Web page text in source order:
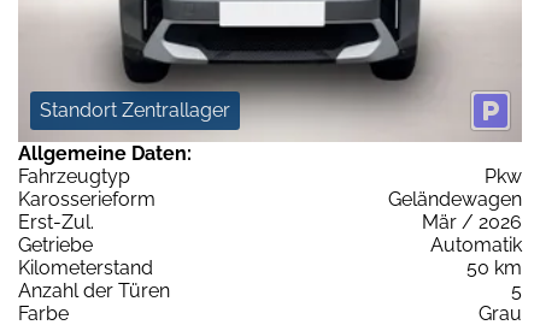
Standort Zentrallager
Allgemeine Daten:
Fahrzeugtyp
Pkw
Karosserieform
Geländewagen
Erst-Zul.
Mär / 2026
Getriebe
Automatik
Kilometerstand
50 km
Anzahl der Türen
5
Farbe
Grau